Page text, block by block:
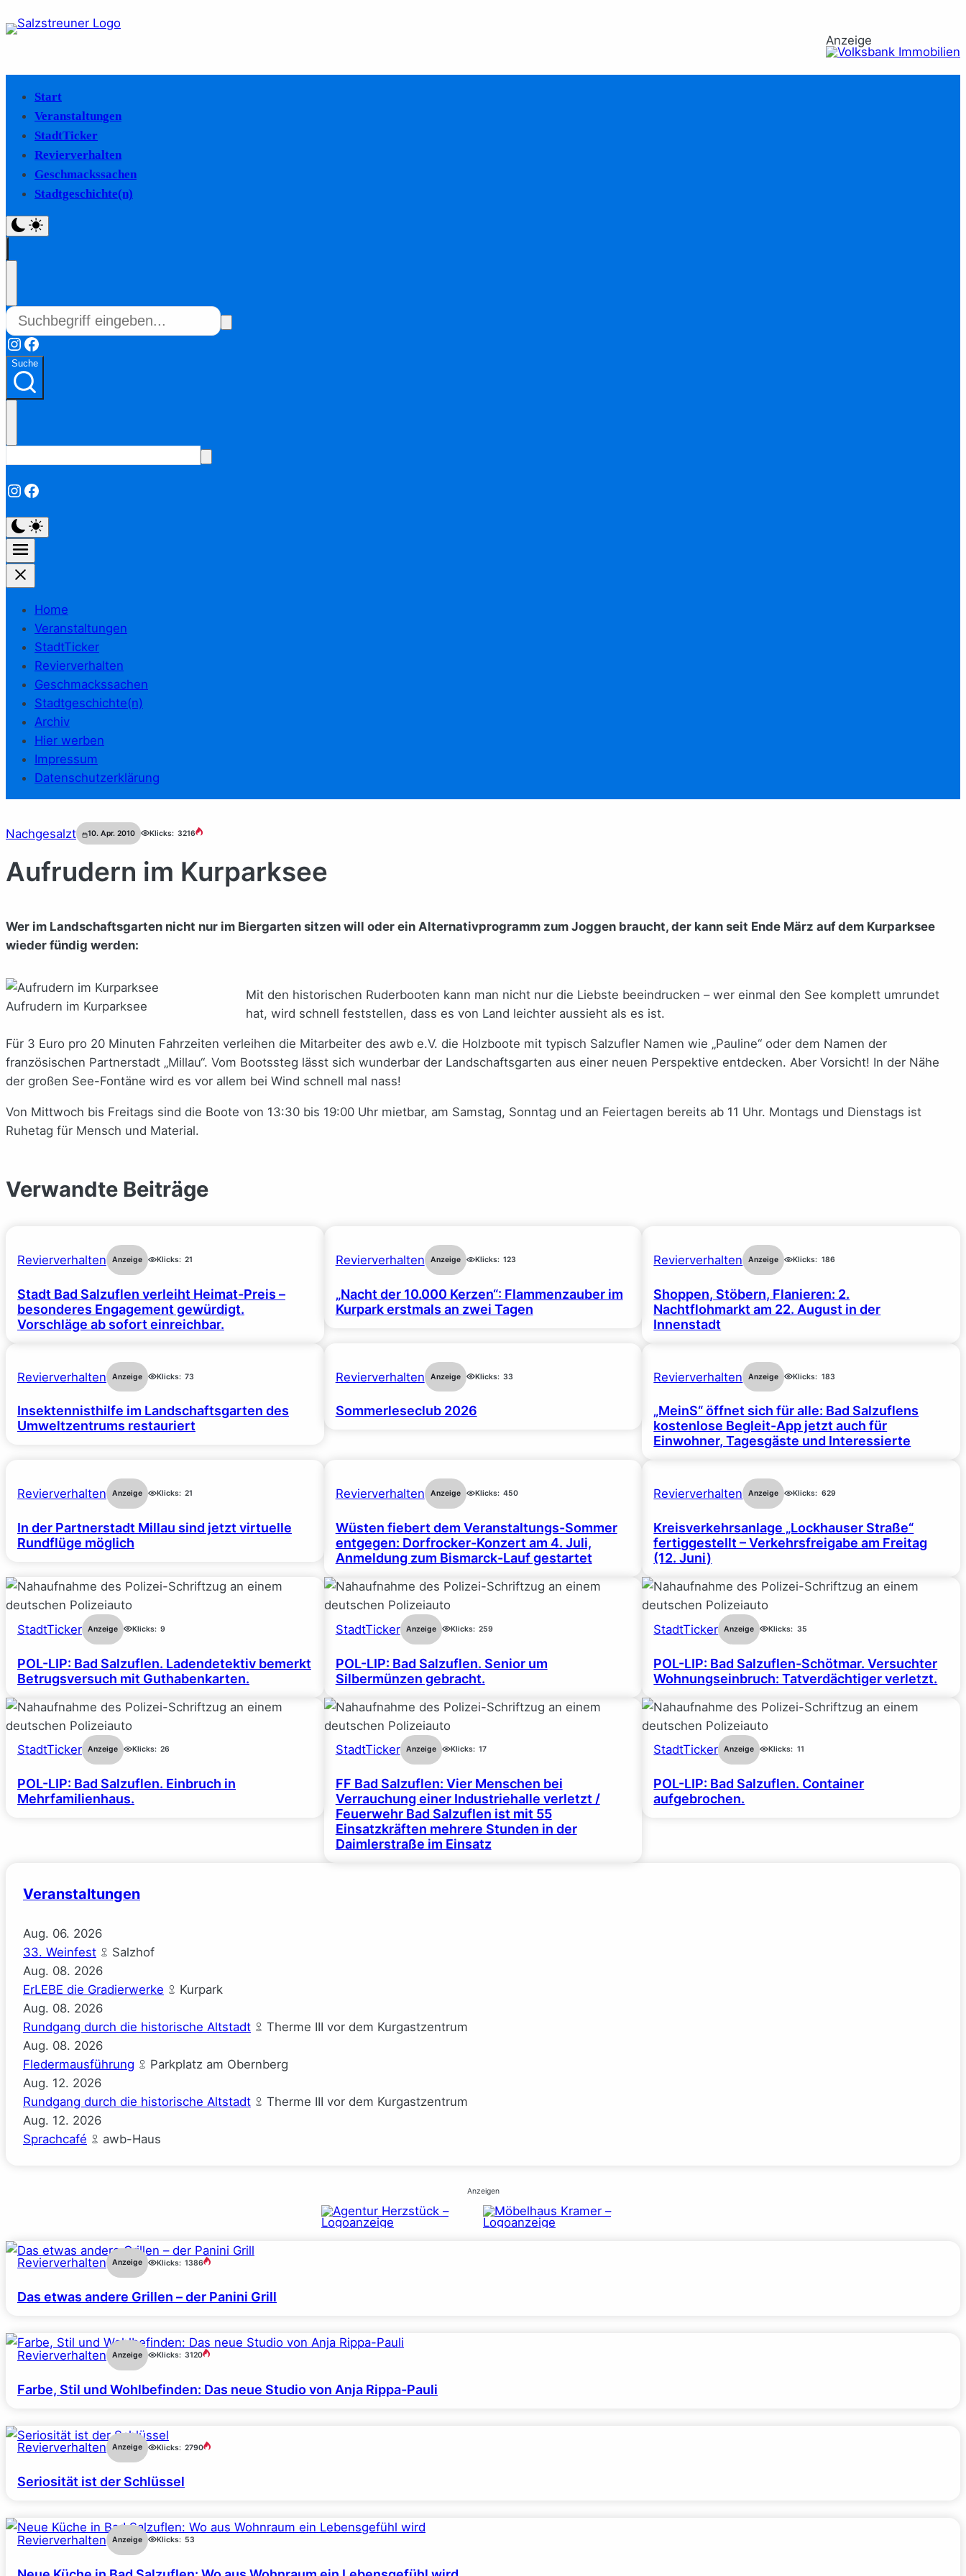
Anzeige
Start
Veranstaltungen
StadtTicker
Revierverhalten
Geschmackssachen
Stadtgeschichte(n)
Instagram
Facebook
Suche
Instagram
Facebook
Home
Veranstaltungen
StadtTicker
Revierverhalten
Geschmackssachen
Stadtgeschichte(n)
Archiv
Hier werben
Impressum
Datenschutzerklärung
Nachgesalzt 10. Apr. 2010 Klicks: 3216
Aufrudern im Kurparksee
Wer im Landschaftsgarten nicht nur im Biergarten sitzen will oder ein Alternativprogramm zum Joggen braucht, der kann seit Ende März auf dem Kurparksee
wieder fündig werden:
Aufrudern im Kurparksee
Mit den historischen Ruderbooten kann man nicht nur die Liebste beeindrucken – wer einmal den See komplett umrundet
hat, wird schnell feststellen, dass es von Land leichter aussieht als es ist.
Für 3 Euro pro 20 Minuten Fahrzeiten verleihen die Mitarbeiter des awb e.V. die Holzboote mit typisch Salzufler Namen wie „Pauline“ oder dem Namen der
französischen Partnerstadt „Millau“. Vom Bootssteg lässt sich wunderbar der Landschaftsgarten aus einer neuen Perspektive entdecken. Aber Vorsicht! In der Nähe
der großen See-Fontäne wird es vor allem bei Wind schnell mal nass!
Von Mittwoch bis Freitags sind die Boote von 13:30 bis 19:00 Uhr mietbar, am Samstag, Sonntag und an Feiertagen bereits ab 11 Uhr. Montags und Dienstags ist
Ruhetag für Mensch und Material.
Verwandte Beiträge
Revierverhalten Anzeige Klicks: 21
Stadt Bad Salzuflen verleiht Heimat-Preis –
besonderes Engagement gewürdigt.
Vorschläge ab sofort einreichbar.
Revierverhalten Anzeige Klicks: 123
„Nacht der 10.000 Kerzen“: Flammenzauber im
Kurpark erstmals an zwei Tagen
Revierverhalten Anzeige Klicks: 186
Shoppen, Stöbern, Flanieren: 2.
Nachtflohmarkt am 22. August in der
Innenstadt
Revierverhalten Anzeige Klicks: 73
Insektennisthilfe im Landschaftsgarten des
Umweltzentrums restauriert
Revierverhalten Anzeige Klicks: 33
Sommerleseclub 2026
Revierverhalten Anzeige Klicks: 183
„MeinS“ öffnet sich für alle: Bad Salzuflens
kostenlose Begleit-App jetzt auch für
Einwohner, Tagesgäste und Interessierte
Revierverhalten Anzeige Klicks: 21
In der Partnerstadt Millau sind jetzt virtuelle
Rundflüge möglich
Revierverhalten Anzeige Klicks: 450
Wüsten fiebert dem Veranstaltungs-Sommer
entgegen: Dorfrocker-Konzert am 4. Juli,
Anmeldung zum Bismarck-Lauf gestartet
Revierverhalten Anzeige Klicks: 629
Kreisverkehrsanlage „Lockhauser Straße“
fertiggestellt – Verkehrsfreigabe am Freitag
(12. Juni)
StadtTicker Anzeige Klicks: 9
POL-LIP: Bad Salzuflen. Ladendetektiv bemerkt
Betrugsversuch mit Guthabenkarten.
StadtTicker Anzeige Klicks: 259
POL-LIP: Bad Salzuflen. Senior um
Silbermünzen gebracht.
StadtTicker Anzeige Klicks: 35
POL-LIP: Bad Salzuflen-Schötmar. Versuchter
Wohnungseinbruch: Tatverdächtiger verletzt.
StadtTicker Anzeige Klicks: 26
POL-LIP: Bad Salzuflen. Einbruch in
Mehrfamilienhaus.
StadtTicker Anzeige Klicks: 17
FF Bad Salzuflen: Vier Menschen bei
Verrauchung einer Industriehalle verletzt /
Feuerwehr Bad Salzuflen ist mit 55
Einsatzkräften mehrere Stunden in der
Daimlerstraße im Einsatz
StadtTicker Anzeige Klicks: 11
POL-LIP: Bad Salzuflen. Container
aufgebrochen.
Veranstaltungen
Aug. 06. 2026
33. Weinfest
Salzhof
Aug. 08. 2026
ErLEBE die Gradierwerke
Kurpark
Aug. 08. 2026
Rundgang durch die historische Altstadt
Therme III vor dem Kurgastzentrum
Aug. 08. 2026
Fledermausführung
Parkplatz am Obernberg
Aug. 12. 2026
Rundgang durch die historische Altstadt
Therme III vor dem Kurgastzentrum
Aug. 12. 2026
Sprachcafé
awb-Haus
Anzeigen
Revierverhalten Anzeige Klicks: 1386
Das etwas andere Grillen – der Panini Grill
Revierverhalten Anzeige Klicks: 3120
Farbe, Stil und Wohlbefinden: Das neue Studio von Anja Rippa-Pauli
Revierverhalten Anzeige Klicks: 2790
Seriosität ist der Schlüssel
Revierverhalten Anzeige Klicks: 53